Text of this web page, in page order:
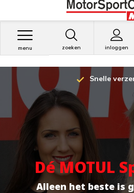
zoeken inloggen
menu
14 dagen bedenktijd
Dé MOTUL
Alleen het beste is